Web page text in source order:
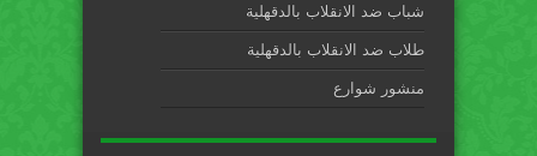
شباب ضد الانقلاب بالدقهلية
طلاب ضد الانقلاب بالدقهلية
منشور شوارع